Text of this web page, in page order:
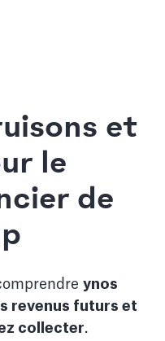
et
le
de
ynos
revenus futurs et
collecter.